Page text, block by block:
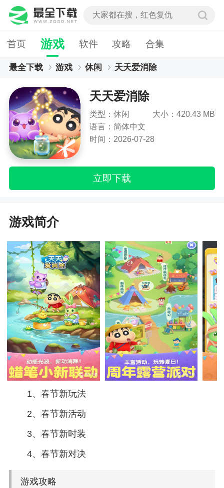
首页 游戏 软件 攻略 合集
最全下载 游戏 休闲 天天爱消除
天天爱消除
类型：休闲
大小：420.43 MB
语言：简体中文
时间：2026-07-28
立即下载
游戏简介
1、春节新玩法
2、春节新活动
3、春节新时装
4、春节新对决
游戏攻略